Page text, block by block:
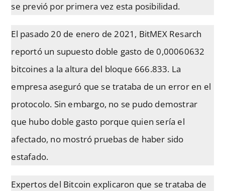
se previó por primera vez esta posibilidad.
El pasado 20 de enero de 2021, BitMEX Resarch
reportó un supuesto doble gasto de 0,00060632
bitcoines a la altura del bloque 666.833. La
empresa aseguró que se trataba de un error en el
protocolo. Sin embargo, no se pudo demostrar
que hubo doble gasto porque quien sería el
afectado, no mostró pruebas de haber sido
estafado.
Expertos del Bitcoin explicaron que se trataba de